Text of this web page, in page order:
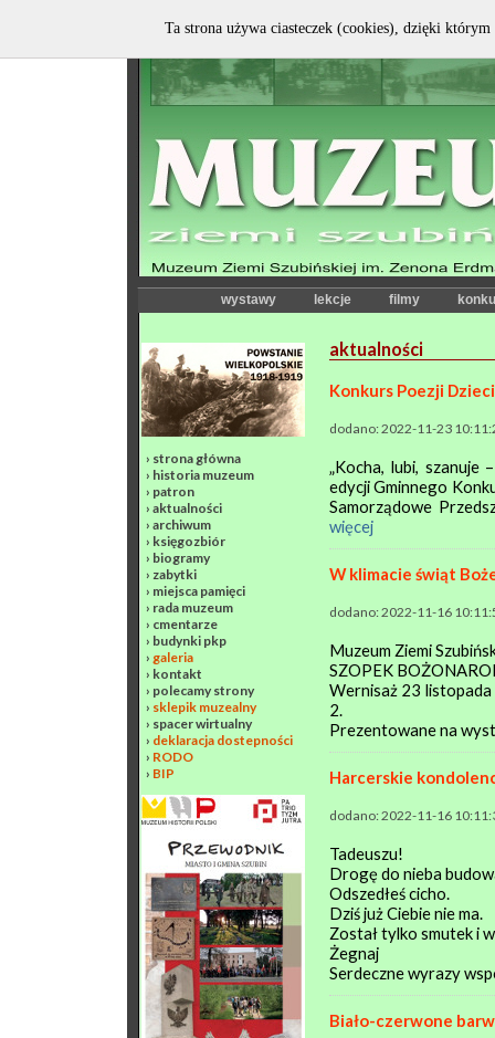
wystawy lekcje filmy
› strona główna
› historia muzeum
› patron
› aktualności
› archiwum
› księgozbiór
› biogramy
› zabytki
› miejsca pamięci
› rada muzeum
› cmentarze
› budynki pkp
› galeria
› kontakt
› polecamy strony
› sklepik muzealny
› spacer wirtualny
› deklaracja dostepności
› RODO
› BIP
aktualności
Konkurs Poezji
dodano: 2022-11-23
„Kocha, lubi, szanuje
edycji Gminnego
Samorządowe
więcej
W klimacie świąt
dodano: 2022-11-16
Muzeum Ziemi
SZOPEK
Wernisaż 23 listopada
2.
Prezentowane na
Harcerskie
dodano: 2022-11-16
Tadeuszu!
Drogę do nieba
Odszedłeś cicho.
Dziś już Ciebie nie ma.
Został tylko smutek i
Żegnaj
Serdeczne wyrazy
Biało-czerwone
Ta strona używa ciasteczek (cookies), dzięki